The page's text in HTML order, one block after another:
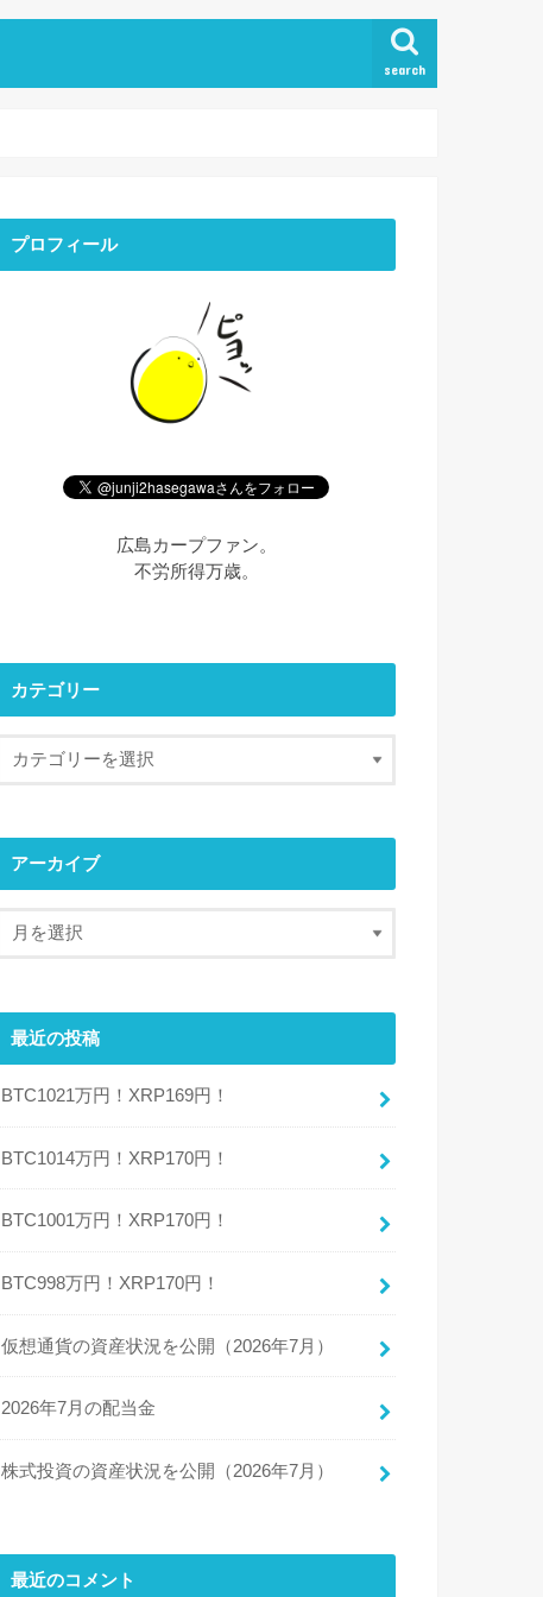
search
プロフィール
広島カープファン。
不労所得万歳。
カテゴリー
アーカイブ
最近の投稿
BTC1021万円！XRP169円！
BTC1014万円！XRP170円！
BTC1001万円！XRP170円！
BTC998万円！XRP170円！
仮想通貨の資産状況を公開（2026年7月）
2026年7月の配当金
株式投資の資産状況を公開（2026年7月）
最近のコメント